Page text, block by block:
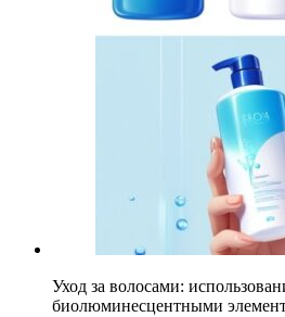
Уход за волосами:
биолюминесцентными